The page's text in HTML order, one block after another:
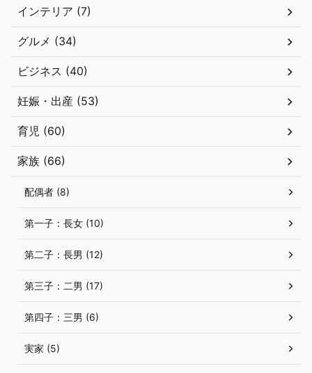
インテリア (7)
グルメ (34)
ビジネス (40)
妊娠・出産 (53)
育児 (60)
家族 (66)
配偶者 (8)
第一子：長女 (10)
第二子：長男 (12)
第三子：二男 (17)
第四子：三男 (6)
実家 (5)